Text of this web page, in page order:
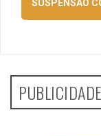
SUSPENSÃO
PUBLICIDADE